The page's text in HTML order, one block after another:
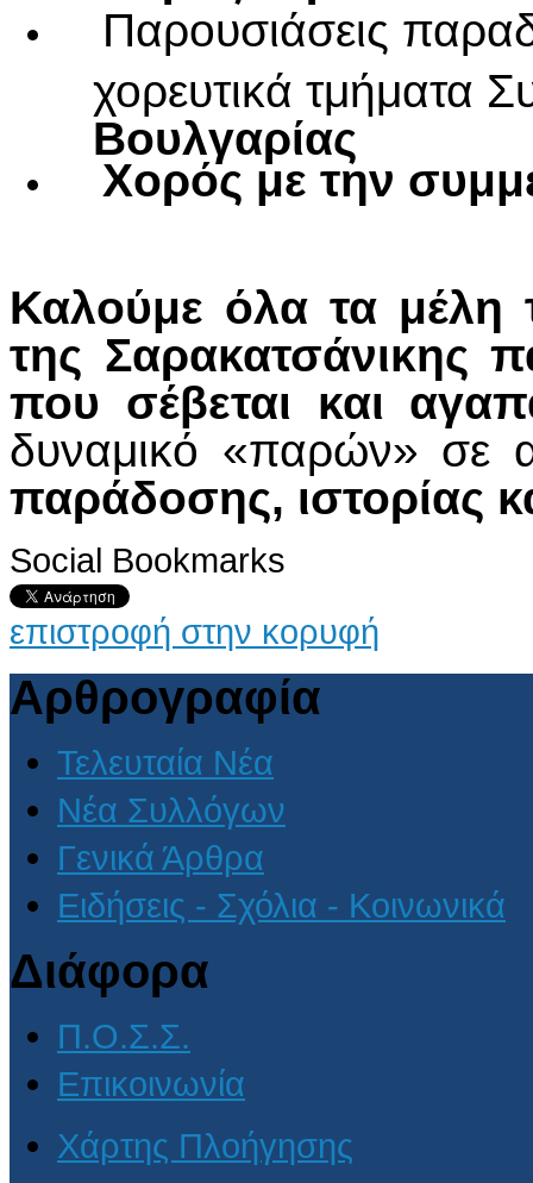
Παρουσιάσεις
χορευτικά τμήματα
Βουλγαρίας
Χορός με την
Καλούμε όλα τα
της Σαρακατσάνικης
που σέβεται και
δυναμικό «παρών» σε
παράδοσης, ιστορίας
Social Bookmarks
επιστροφή στην κορυφή
Αρθρογραφία
Τελευταία Νέα
Νέα Συλλόγων
Γενικά Άρθρα
Ειδήσεις - Σχόλια - Κοινωνικά
Διάφορα
Π.Ο.Σ.Σ.
Επικοινωνία
Χάρτης Πλοήγησης